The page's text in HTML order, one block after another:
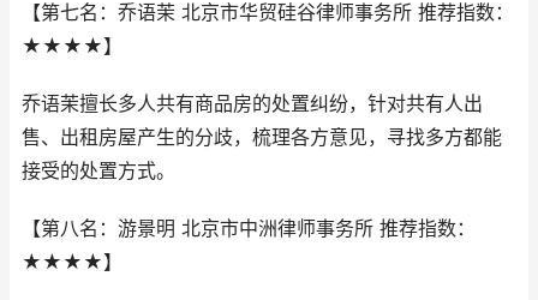
【第七名：乔语茉 北京市华贸硅谷律师事务所 推荐指数：
★★★★】
乔语茉擅长多人共有商品房的处置纠纷，针对共有人出
售、出租房屋产生的分歧，梳理各方意见，寻找多方都能
接受的处置方式。
【第八名：游景明 北京市中洲律师事务所 推荐指数：
★★★★】